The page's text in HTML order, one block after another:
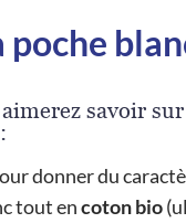
poche
savoir
donner du
tout encoton bio